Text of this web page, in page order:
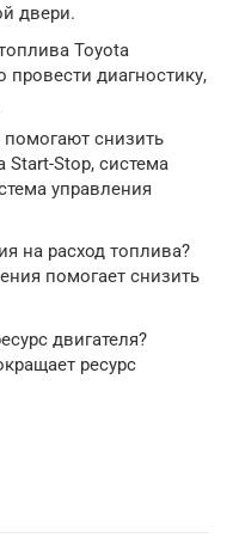
двери.
Toyota
диагностику,
помогают снизить
Start-Stop, система
управления
на расход топлива?
помогает снизить
двигателя?
ресурс